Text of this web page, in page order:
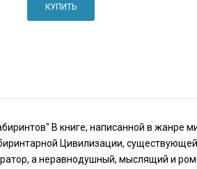
КУПИТЬ
В книге, написанной в жанре
Цивилизации,
а неравнодушный, мыслящий и